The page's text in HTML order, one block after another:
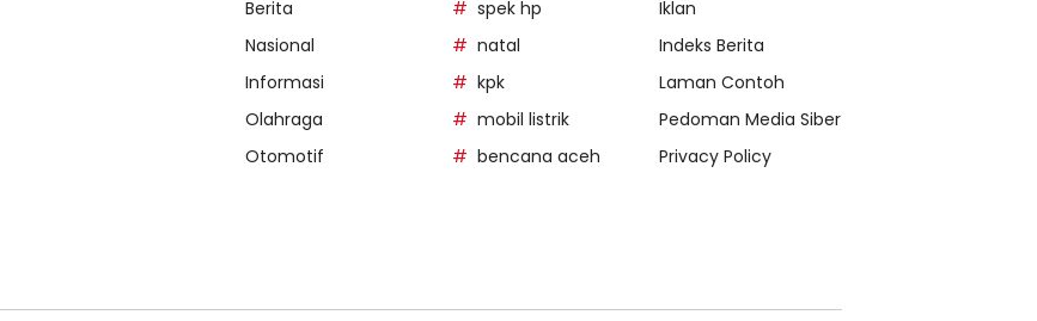
Berita
Nasional
Informasi
Olahraga
Otomotif
spek hp
natal
kpk
mobil listrik
bencana aceh
Iklan
Indeks Berita
Laman Contoh
Pedoman Media Siber
Privacy Policy